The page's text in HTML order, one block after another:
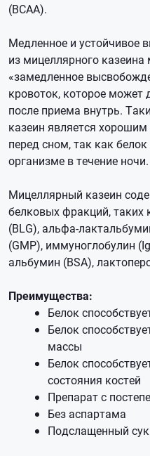
(BCAA).
Медленное и устойчивое
из мицеллярного
«замедленное
кровоток, которое может
после приема внутрь.
казеин является
перед сном, так как
организме в течение ночи.
Мицеллярный казеин
белковых фракций, таких
(BLG), альфа-
(GMP), иммуноглобулин
альбумин (BSA),
Преимущества:
Белок
Белок
массы
Белок
состояния костей
Препарат с
Без аспартама
Подслащенный